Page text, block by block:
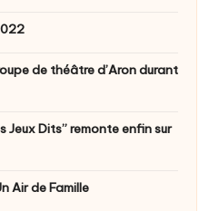
de théâtre d’Aron durant
Jeux Dits” remonte enfin sur
Air de Famille